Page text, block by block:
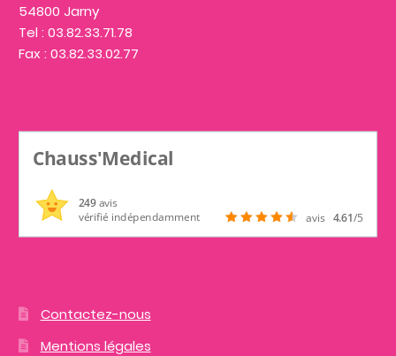
54800 Jarny
Tel : 03.82.33.71.78
Fax : 03.82.33.02.77
Chauss'Medical
249avis
vérifié indépendamment
avis 4.61/5
Contactez-nous
Mentions légales